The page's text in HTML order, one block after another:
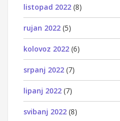
listopad 2022 (8)
rujan 2022 (5)
kolovoz 2022 (6)
srpanj 2022 (7)
lipanj 2022 (7)
svibanj 2022 (8)